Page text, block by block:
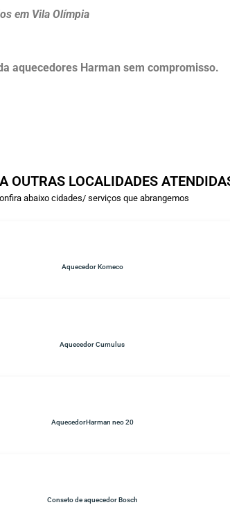
em Vila Olímpia
aquecedores Harman sem compromisso.
OUTRAS LOCALIDADES
abaixo cidades/ serviços que abrangemos
Aquecedor Komeco
Aquecedor Cumulus
AquecedorHarman neo 20
Conseto de aquecedor Bosch